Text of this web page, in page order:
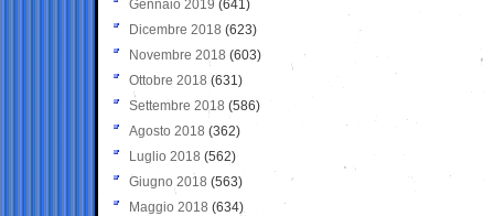
Gennaio 2019 (641)
Dicembre 2018 (623)
Novembre 2018 (603)
Ottobre 2018 (631)
Settembre 2018 (586)
Agosto 2018 (362)
Luglio 2018 (562)
Giugno 2018 (563)
Maggio 2018 (634)